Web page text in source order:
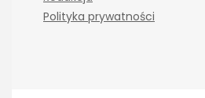
Polityka prywatności